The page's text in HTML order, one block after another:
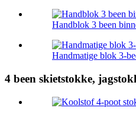
Handblok 3 been
Handmatige blok 3-
4 been skietstokke,